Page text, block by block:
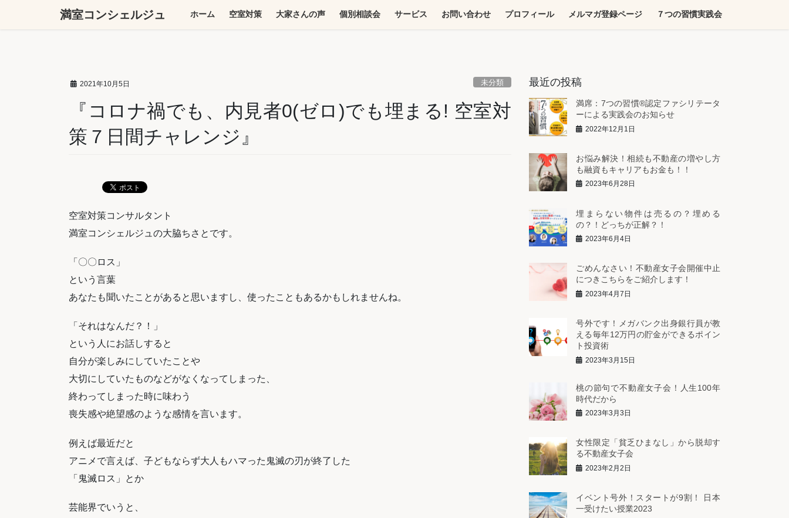
満室コンシェルジュ ホーム 空室対策 大家さんの声 個別相談会 サービス お問い合わせ プロフィール メルマガ登録ページ ７つの習慣実践会
2021年10月5日 未分類
『コロナ禍でも、内見者0(ゼロ)でも埋まる! 空室対
策７日間チャレンジ』
空室対策コンサルタント
満室コンシェルジュの大脇ちさとです。
「〇〇ロス」
という言葉
あなたも聞いたことがあると思いますし、使ったこともあるかもしれませんね。
「それはなんだ？！」
という人にお話しすると
自分が楽しみにしていたことや
大切にしていたものなどがなくなってしまった、
終わってしまった時に味わう
喪失感や絶望感のような感情を言います。
例えば最近だと
アニメで言えば、子どもならず大人もハマった鬼滅の刃が終了した
「鬼滅ロス」とか
芸能界でいうと、
最近の投稿
満席：7つの習慣®︎認定ファシリテータ
ーによる実践会のお知らせ
2022年12月1日
お悩み解決！相続も不動産の増やし方
も融資もキャリアもお金も！！
2023年6月28日
埋まらない物件は売るの？埋める
の？！どっちが正解？！
2023年6月4日
ごめんなさい！不動産女子会開催中止
につきこちらをご紹介します！
2023年4月7日
号外です！メガバンク出身銀行員が教
える毎年12万円の貯金ができるポイン
ト投資術
2023年3月15日
桃の節句で不動産女子会！人生100年
時代だから
2023年3月3日
女性限定「貧乏ひまなし」から脱却す
る不動産女子会
2023年2月2日
イベント号外！スタートが9割！ 日本
一受けたい授業2023